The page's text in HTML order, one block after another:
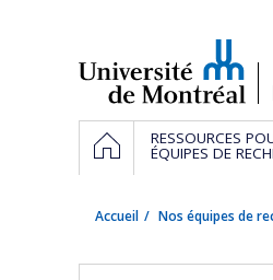
Navigation
principale
ACCUEILRESSOURCES
ÉQUIPES DE
Accueil Nos équipes de